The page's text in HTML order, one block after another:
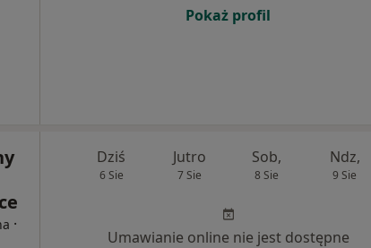
Pokaż profil
·
Dziś
6 Sie
Jutro
7 Sie
Sob,
8 Sie
Ndz,
9 Sie
Umawianie online nie jest dostępne